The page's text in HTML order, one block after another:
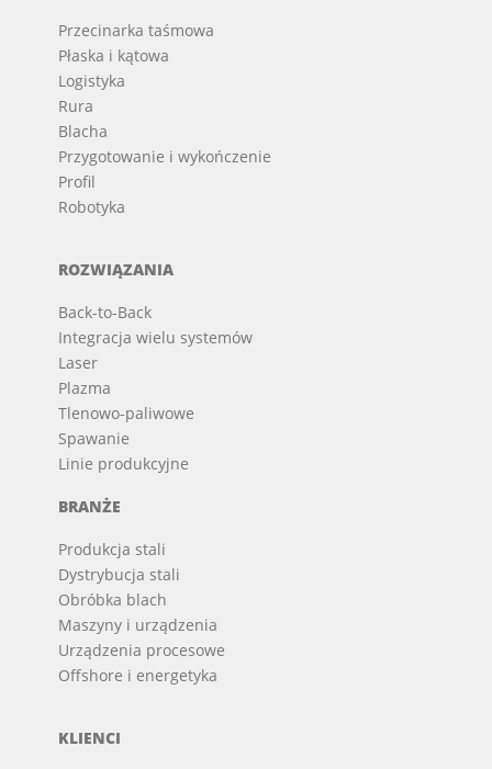
Przecinarka taśmowa
Płaska i kątowa
Logistyka
Rura
Blacha
Przygotowanie i wykończenie
Profil
Robotyka
ROZWIĄZANIA
Back-to-Back
Integracja wielu systemów
Laser
Plazma
Tlenowo-paliwowe
Spawanie
Linie produkcyjne
BRANŻE
Produkcja stali
Dystrybucja stali
Obróbka blach
Maszyny i urządzenia
Urządzenia procesowe
Offshore i energetyka
KLIENCI